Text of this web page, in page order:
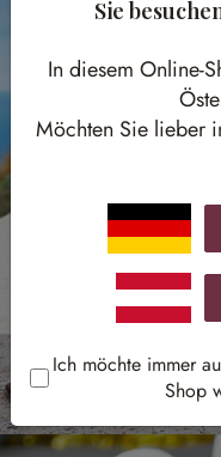
Sie
In diesem Online-
Möchten Sie lieber
Ich möchte immer
Shop